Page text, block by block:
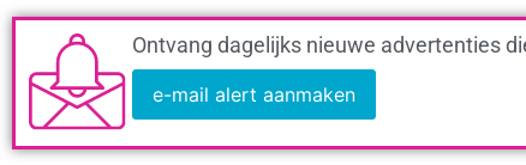
Ontvang dagelijks nieuwe advertenties
e-mail alert aanmaken